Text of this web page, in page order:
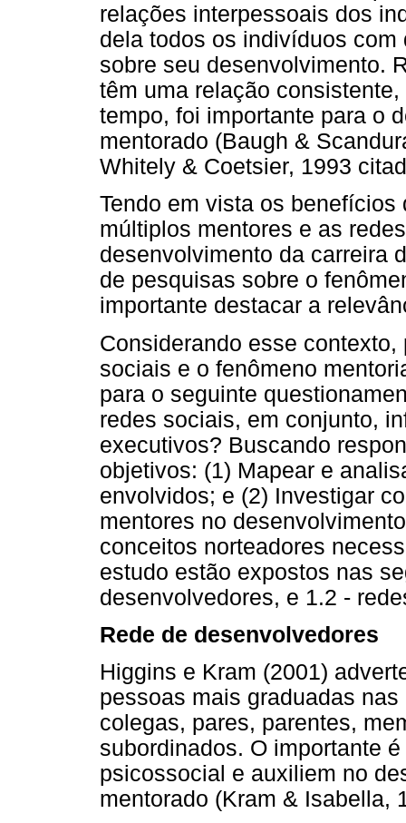
relações interpessoais dos
dela todos os indivíduos
sobre seu desenvolvimento.
têm uma relação
tempo, foi importante para o
mentorado (Baugh &
Whitely & Coetsier, 1993
Tendo em vista os
múltiplos mentores e as
desenvolvimento da carreira
de pesquisas sobre o
importante destacar a
Considerando esse
sociais e o fenômeno
para o seguinte
redes sociais, em conjunto,
executivos? Buscando
objetivos: (1) Mapear e
envolvidos; e (2) Investigar
mentores no
conceitos norteadores
estudo estão expostos nas
desenvolvedores, e 1.2 -
Rede de desenvolvedores
Higgins e Kram (2001)
pessoas mais graduadas
colegas, pares, parentes,
subordinados. O importante
psicossocial e auxiliem no
mentorado (Kram & Isabella,